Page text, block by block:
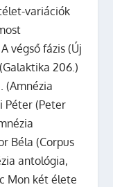
variációk
végső fázis (Új
206.)
(Amnézia
Péter (Peter
Béla (Corpus
antológia,
Mon két élete